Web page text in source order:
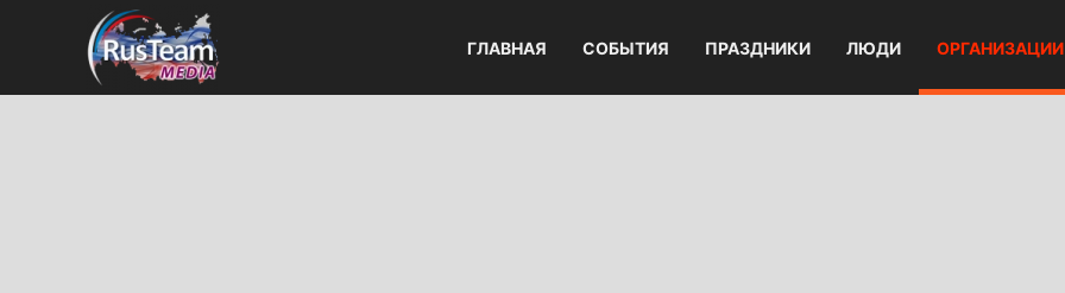
ГЛАВНАЯ СОБЫТИЯ ПРАЗДНИКИ ЛЮДИ ОРГАНИЗАЦИИ